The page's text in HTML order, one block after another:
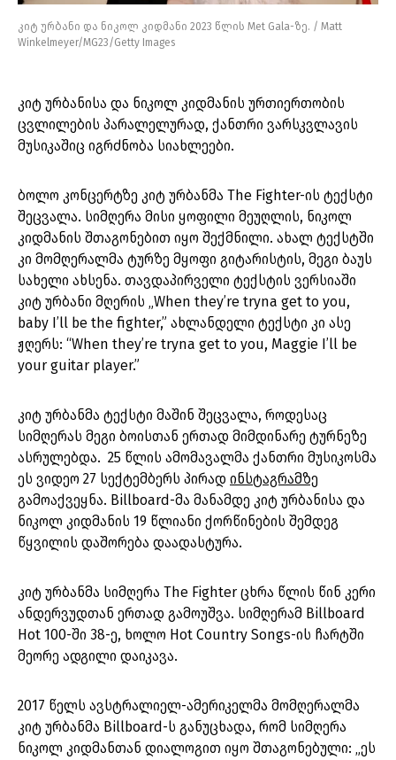
კიტ ურბანი და ნიკოლ კიდმანი 2023 წლის Met Gala-ზე. / Matt
Winkelmeyer/MG23/Getty Images
კიტ ურბანისა და ნიკოლ კიდმანის ურთიერთობის
ცვლილების პარალელურად, ქანთრი ვარსკვლავის
მუსიკაშიც იგრძნობა სიახლეები.
ბოლო კონცერტზე კიტ ურბანმა The Fighter-ის ტექსტი
შეცვალა. სიმღერა მისი ყოფილი მეუღლის, ნიკოლ
კიდმანის შთაგონებით იყო შექმნილი. ახალ ტექსტში
კი მომღერალმა ტურზე მყოფი გიტარისტის, მეგი ბაუს
სახელი ახსენა. თავდაპირველი ტექსტის ვერსიაში
კიტ ურბანი მღერის „When they’re tryna get to you,
baby I’ll be the fighter,” ახლანდელი ტექსტი კი ასე
ჟღერს: “When they’re tryna get to you, Maggie I’ll be
your guitar player.”
კიტ ურბანმა ტექსტი მაშინ შეცვალა, როდესაც
სიმღერას მეგი ბოისთან ერთად მიმდინარე ტურნეზე
ასრულებდა. 25 წლის ამომავალმა ქანთრი მუსიკოსმა
ეს ვიდეო 27 სექტემბერს პირად ინსტაგრამზე
გამოაქვეყნა. Billboard-მა მანამდე კიტ ურბანისა და
ნიკოლ კიდმანის 19 წლიანი ქორწინების შემდეგ
წყვილის დაშორება დაადასტურა.
კიტ ურბანმა სიმღერა The Fighter ცხრა წლის წინ კერი
ანდერვუდთან ერთად გამოუშვა. სიმღერამ Billboard
Hot 100-ში 38-ე, ხოლო Hot Country Songs-ის ჩარტში
მეორე ადგილი დაიკავა.
2017 წელს ავსტრალიელ-ამერიკელმა მომღერალმა
კიტ ურბანმა Billboard-ს განუცხადა, რომ სიმღერა
ნიკოლ კიდმანთან დიალოგით იყო შთაგონებული: „ეს